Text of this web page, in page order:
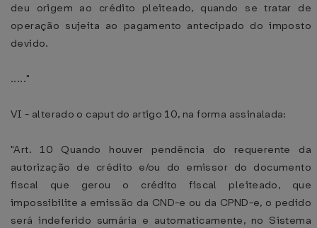
deu origem ao crédito pleiteado, quando se tratar de
operação sujeita ao pagamento antecipado do imposto
devido.
....."
VI - alterado o caput do artigo 10, na forma assinalada:
"Art. 10 Quando houver pendência do requerente da
autorização de crédito e/ou do emissor do documento
fiscal que gerou o crédito fiscal pleiteado, que
impossibilite a emissão da CND-e ou da CPND-e, o pedido
será indeferido sumária e automaticamente, no Sistema